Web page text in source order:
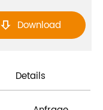
 Download
Details